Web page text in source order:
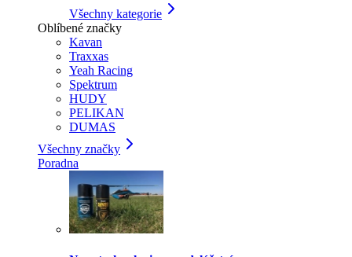
Všechny kategorie
Oblíbené značky
Kavan
Traxxas
Yeah Racing
Spektrum
HUDY
PELIKAN
DUMAS
Všechny značky
Poradna